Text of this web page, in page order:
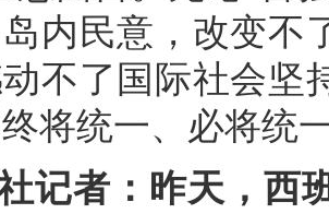
内民意，改变不
不了国际社会坚
将统一、必将统
记者：昨天，西